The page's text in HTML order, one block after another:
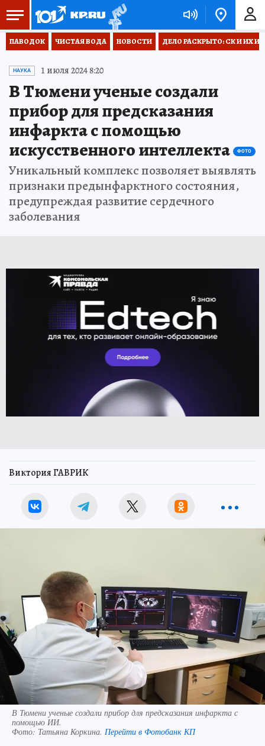
ПАВОДОК ЧИСТАЯ ВОДА НОВОСТИ ДЕЛО РАСКРЫТО: СК И ИХ
НАУКА 1 июля 2024 8:20
В Тюмени ученые создали
прибор для предсказания
инфаркта с помощью
искусственного интеллекта
ФОТО
Уникальный комплекс позволяет выявлять
признаки предынфарктного состояния,
предупреждая развитие сердечного
заболевания
Виктория ГАВРИК
В Тюмени ученые создали прибор для предсказания инфаркта с
помощью ИИ.
Фото: Татьяна Коркина. Перейти в Фотобанк КП